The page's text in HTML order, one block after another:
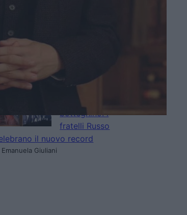
Spider-Man supera
Avengers:
Endgame al
botteghino: i
fratelli Russo
il nuovo record
Emanuela Giuliani